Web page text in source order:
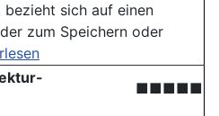
sich auf einen
zum Speichern oder
■■■■■